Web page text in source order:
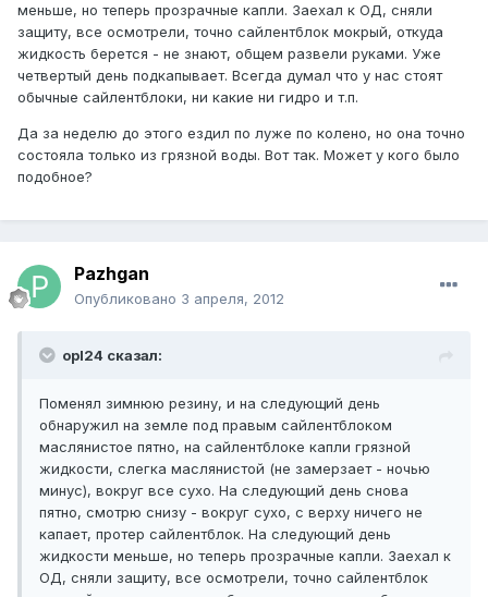
меньше, но теперь прозрачные капли. Заехал к ОД, сняли
защиту, все осмотрели, точно сайлентблок мокрый, откуда
жидкость берется - не знают, общем развели руками. Уже
четвертый день подкапывает. Всегда думал что у нас стоят
обычные сайлентблоки, ни какие ни гидро и т.п.
Да за неделю до этого ездил по луже по колено, но она точно
состояла только из грязной воды. Вот так. Может у кого было
подобное?
Pazhgan
Опубликовано 3 апреля, 2012
opl24 сказал:
Поменял зимнюю резину, и на следующий день
обнаружил на земле под правым сайлентблоком
маслянистое пятно, на сайлентблоке капли грязной
жидкости, слегка маслянистой (не замерзает - ночью
минус), вокруг все сухо. На следующий день снова
пятно, смотрю снизу - вокруг сухо, с верху ничего не
капает, протер сайлентблок. На следующий день
жидкости меньше, но теперь прозрачные капли. Заехал к
ОД, сняли защиту, все осмотрели, точно сайлентблок